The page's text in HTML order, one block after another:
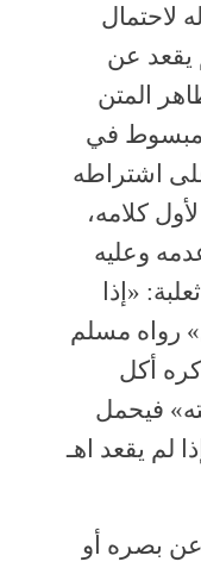
لاحتمال
يقعد عن
المتن
مبسوط في
اشتراطه
كلامه،
وعليه
«إذا
رواه مسلم
أكل
فيحمل
لم يقعد اهـ
عن بصره أو